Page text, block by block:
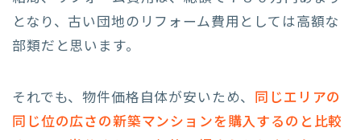
となり、古い団地のリフォーム費用としては高額な
部類だと思います。
それでも、物件価格自体が安いため、 同じエリアの
同じ位の広さの新築マンションを購入するのと比較